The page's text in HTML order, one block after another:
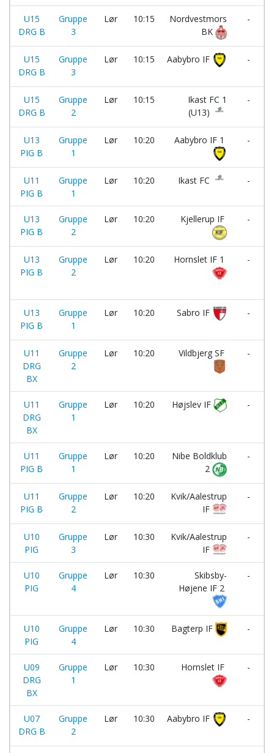
U15
DRG B
Gruppe
3
Lør 10:15
Nordvestmors
BK
-
U15
DRG B
Gruppe
3
Lør 10:15 Aabybro IF
-
U15
DRG B
Gruppe
2
Lør 10:15
Ikast FC 1
(U13)
-
U13
PIG B
Gruppe
1
Lør 10:20 Aabybro IF 1
-
U11
PIG B
Gruppe
1
Lør 10:20 Ikast FC -
U13
PIG B
Gruppe
2
Lør 10:20 Kjellerup IF
-
U13
PIG B
Gruppe
2
Lør 10:20 Hornslet IF 1
-
U13
PIG B
Gruppe
1
Lør 10:20 Sabro IF
-
U11
DRG
BX
Gruppe
2
Lør 10:20 Vildbjerg SF
-
U11
DRG
BX
Gruppe
1
Lør 10:20 Højslev IF
-
U11
PIG B
Gruppe
1
Lør 10:20
Nibe Boldklub
2
-
U11
PIG B
Gruppe
2
Lør 10:20
Kvik/Aalestrup
IF
-
U10
PIG
Gruppe
3
Lør 10:30
Kvik/Aalestrup
IF
-
U10
PIG
Gruppe
4
Lør 10:30
Skibsby-
Højene IF 2
-
U10
PIG
Gruppe
4
Lør 10:30 Bagterp IF -
U09
DRG
BX
Gruppe
1
Lør 10:30 Hornslet IF
-
U07
DRG B
Gruppe
2
Lør 10:30 Aabybro IF
-